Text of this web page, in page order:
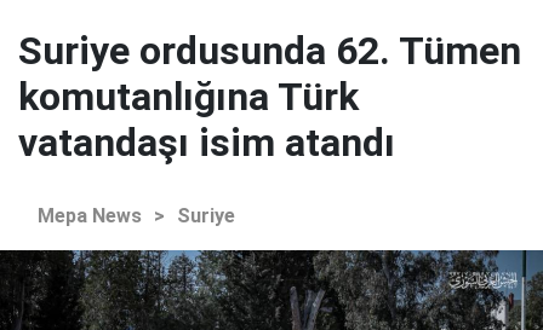
Suriye ordusunda 62. Tümen
komutanlığına Türk
vatandaşı isim atandı
Mepa News > Suriye